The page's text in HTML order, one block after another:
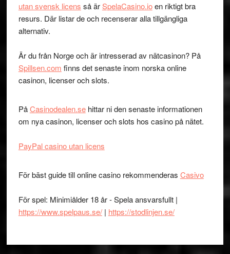
utan svensk licens så ärSpelaCasino.ioen riktigt bra
resurs. Där listar de och recenserar alla tillgängliga
alternativ.
Är du från Norge och är intresserad av nätcasinon? På
Spillsen.com finns det senaste inom norska online
casinon, licenser och slots.
PåCasinodealen.sehittar ni den senaste informationen
om nya casinon, licenser och slots hos casino på nätet.
PayPal casino utan licens
För bäst guide till online casino rekommenderas Casivo
För spel: Minimiålder 18 år - Spela ansvarsfullt |
https://www.spelpaus.se/| https://stodlinjen.se/